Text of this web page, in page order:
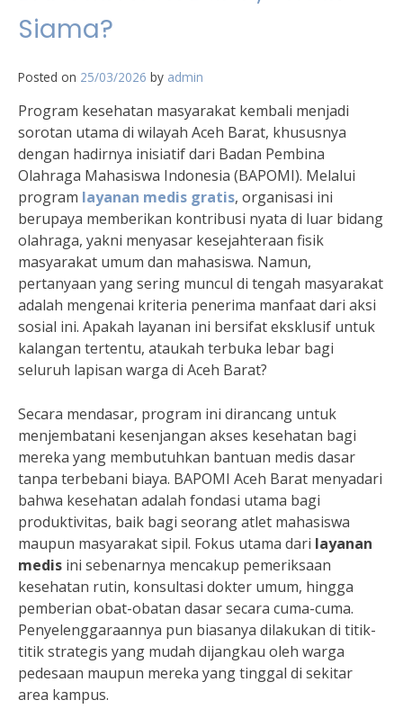
Siama?
Posted on 25/03/2026 by admin
Program kesehatan masyarakat kembali menjadi
sorotan utama di wilayah Aceh Barat, khususnya
dengan hadirnya inisiatif dari Badan Pembina
Olahraga Mahasiswa Indonesia (BAPOMI). Melalui
program layanan medis gratis, organisasi ini
berupaya memberikan kontribusi nyata di luar bidang
olahraga, yakni menyasar kesejahteraan fisik
masyarakat umum dan mahasiswa. Namun,
pertanyaan yang sering muncul di tengah masyarakat
adalah mengenai kriteria penerima manfaat dari aksi
sosial ini. Apakah layanan ini bersifat eksklusif untuk
kalangan tertentu, ataukah terbuka lebar bagi
seluruh lapisan warga di Aceh Barat?
Secara mendasar, program ini dirancang untuk
menjembatani kesenjangan akses kesehatan bagi
mereka yang membutuhkan bantuan medis dasar
tanpa terbebani biaya. BAPOMI Aceh Barat menyadari
bahwa kesehatan adalah fondasi utama bagi
produktivitas, baik bagi seorang atlet mahasiswa
maupun masyarakat sipil. Fokus utama dari layanan
medis ini sebenarnya mencakup pemeriksaan
kesehatan rutin, konsultasi dokter umum, hingga
pemberian obat-obatan dasar secara cuma-cuma.
Penyelenggaraannya pun biasanya dilakukan di titik-
titik strategis yang mudah dijangkau oleh warga
pedesaan maupun mereka yang tinggal di sekitar
area kampus.